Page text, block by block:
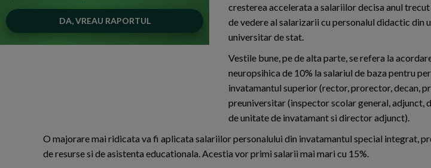
cresterea accelerata a salariilor decisa anul
de vedere al salarizarii cu personalul didactic din
universitar de stat.
Vestile bune, pe de alta parte, se refera la
neuropsihica de 10% la salariul de baza pentru
invatamantul superior (rector, prorector, decan,
preuniversitar (inspector scolar general,
de unitate de invatamant si director adjunct).
O majorare mai ridicata va fi aplicata salariilor personalului din invatamantul special integrat,
de resurse si de asistenta educationala. Acestia vor primi salarii mai mari cu 15%.